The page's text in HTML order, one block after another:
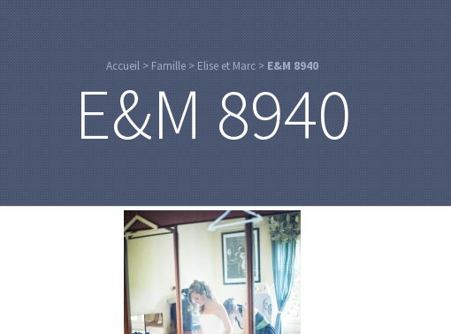
Accueil >Famille >Elise et Marc > E&M 8940
E&M 8940